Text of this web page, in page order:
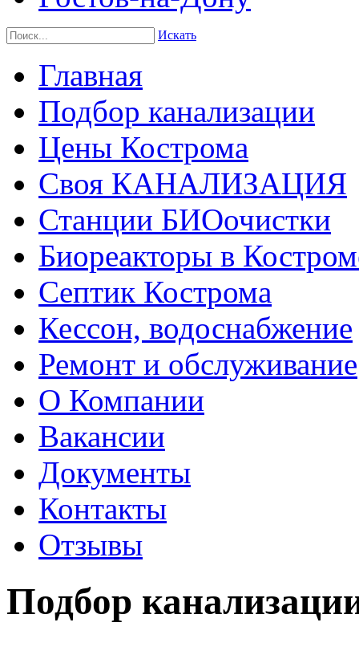
Искать
Главная
Подбор канализации
Цены Кострома
Своя КАНАЛИЗАЦИЯ
Станции БИОочистки
Биореакторы в
Септик Кострома
Кессон, водоснабжение
Ремонт и обслуживание
О Компании
Вакансии
Документы
Контакты
Отзывы
Подбор